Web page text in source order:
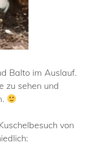
Balto im Auslauf.
zu sehen und
von